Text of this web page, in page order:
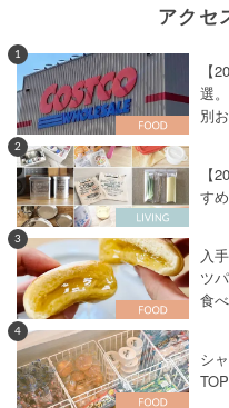
アクセ
1
【
選
別
2
【
す
3
入
ツ
食
4
シ